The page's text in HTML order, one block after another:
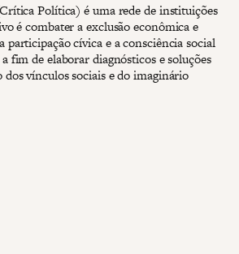
Política) é uma rede de instituições
é combater a exclusão econômica e
participação cívica e a consciência social
fim de elaborar diagnósticos e soluções
dos vínculos sociais e do imaginário